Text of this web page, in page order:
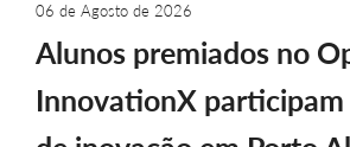
06 de Agosto de 2026
Alunos premiados no
InnovationX participam